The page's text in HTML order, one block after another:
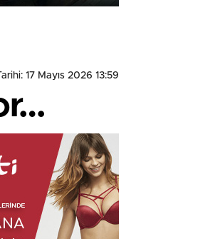
17 Mayıs 2026 13:59